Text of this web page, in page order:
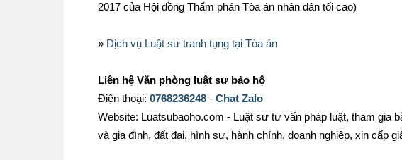
2017 của Hội đồng Thẩm phán Tòa án nhân dân tối cao)
» Dịch vụ Luật sư tranh tụng tại Tòa án
Liên hệ Văn phòng luật sư bảo hộ
Điện thoại: 0768236248 - Chat Zalo
Website: Luatsubaoho.com - Luật sư tư vấn pháp luật, tham gia
và gia đình, đất đai, hình sự, hành chính, doanh nghiệp, xin cấp